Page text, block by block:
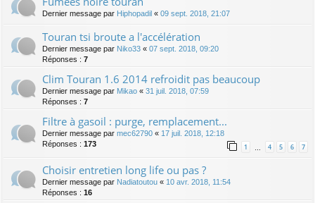
Dernier message par Hiphopadil « 09 sept. 2018, 21:07
Touran tsi broute a l'accélération
Dernier message par Niko33 « 07 sept. 2018, 09:20
Réponses : 7
Clim Touran 1.6 2014 refroidit pas beaucoup
Dernier message par Mikao « 31 juil. 2018, 07:59
Réponses : 7
Filtre à gasoil : purge, remplacement...
Dernier message par mec62790 « 17 juil. 2018, 12:18
Réponses : 173 1 … 4 5 6 7
Choisir entretien long life ou pas ?
Dernier message par Nadiatoutou « 10 avr. 2018, 11:54
Réponses : 16